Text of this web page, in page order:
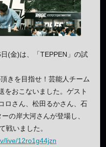
(金)は、「TEPPEN」の試
きを目指せ！芸能人チーム
をおこないました。ゲスト
ロさん、松田るかさん、石
の岸大河さんが登場し、
戦いました。
live/12ro1g44jzn